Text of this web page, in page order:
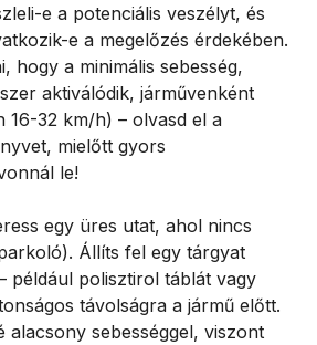
e a potenciális veszélyt, és
e a megelőzés érdekében.
hogy a minimális sebesség,
aktiválódik, járművenként
16-32 km/h) – olvasd el a
mielőtt gyors
le!
egy üres utat, ahol nincs
Állíts fel egy tárgyat
például polisztirol táblát vagy
távolságra a jármű előtt.
alacsony sebességgel, viszont